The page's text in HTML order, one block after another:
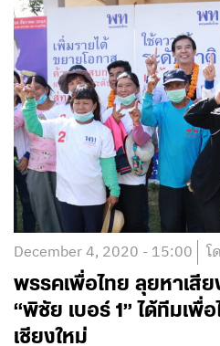
December 4, 2020 - 15:00 โ
พรรคเพื่อไทย ลุยหาเสีย
“พิชัย เบอร์ 1” ได้ทีมเพื่
เชียงใหม่